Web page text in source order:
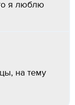
я люблю
на тему